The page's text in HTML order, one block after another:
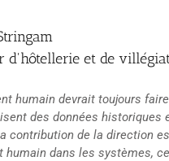
d'hôtellerie et de
humain devrait toujours
des données historiques
contribution de la direction
humain dans les systèmes,